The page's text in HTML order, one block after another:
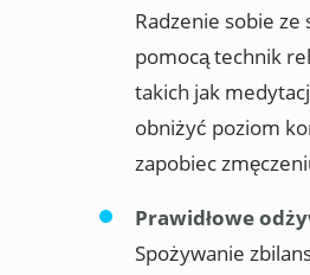
Radzenie sobie ze
pomocą technik
takich jak
obniżyć poziom
zapobiec
Prawidłowe
Spożywanie